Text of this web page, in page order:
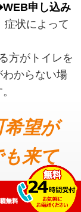
申し込み
症状によって
方がトイレを
からない場
希望が
来て